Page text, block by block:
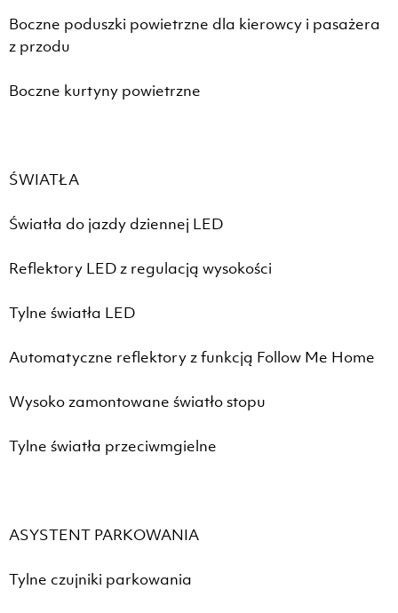
Boczne poduszki powietrzne dla kierowcy i pasażera
z przodu
Boczne kurtyny powietrzne
ŚWIATŁA
Światła do jazdy dziennej LED
Reflektory LED z regulacją wysokości
Tylne światła LED
Automatyczne reflektory z funkcją Follow Me Home
Wysoko zamontowane światło stopu
Tylne światła przeciwmgielne
ASYSTENT PARKOWANIA
Tylne czujniki parkowania